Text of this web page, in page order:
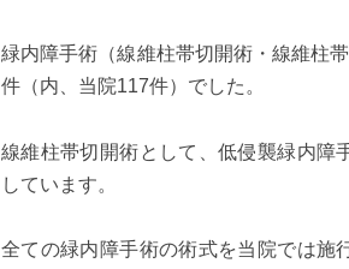
緑内障手術（線維柱帯切開術・線維柱
件（内、当院117件）でした。
線維柱帯切開術として、低侵襲緑内障
しています。
全ての緑内障手術の術式を当院では施